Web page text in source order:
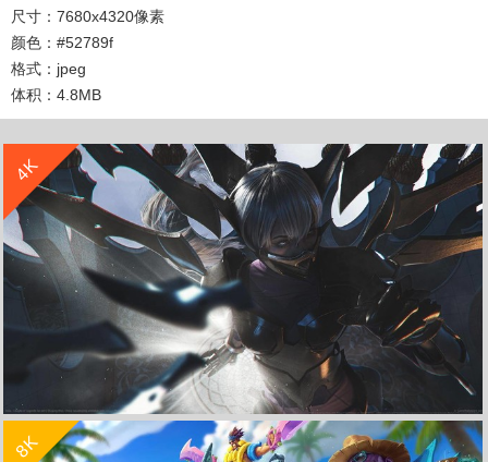
尺寸：7680x4320像素
颜色：#52789f
格式：jpeg
体积：4.8MB
4K
英雄联盟lol 同人 刀锋舞者 夜刃 艾瑞莉娅4k游戏壁纸
立 即 下 载
收 藏
8K
立 即 下 载
收 藏